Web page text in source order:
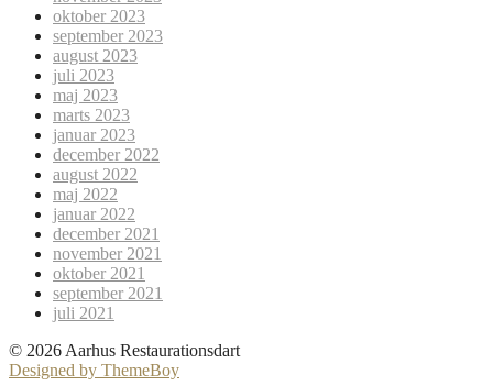
oktober 2023
september 2023
august 2023
juli 2023
maj 2023
marts 2023
januar 2023
december 2022
august 2022
maj 2022
januar 2022
december 2021
november 2021
oktober 2021
september 2021
juli 2021
© 2026 Aarhus Restaurationsdart
Designed by ThemeBoy